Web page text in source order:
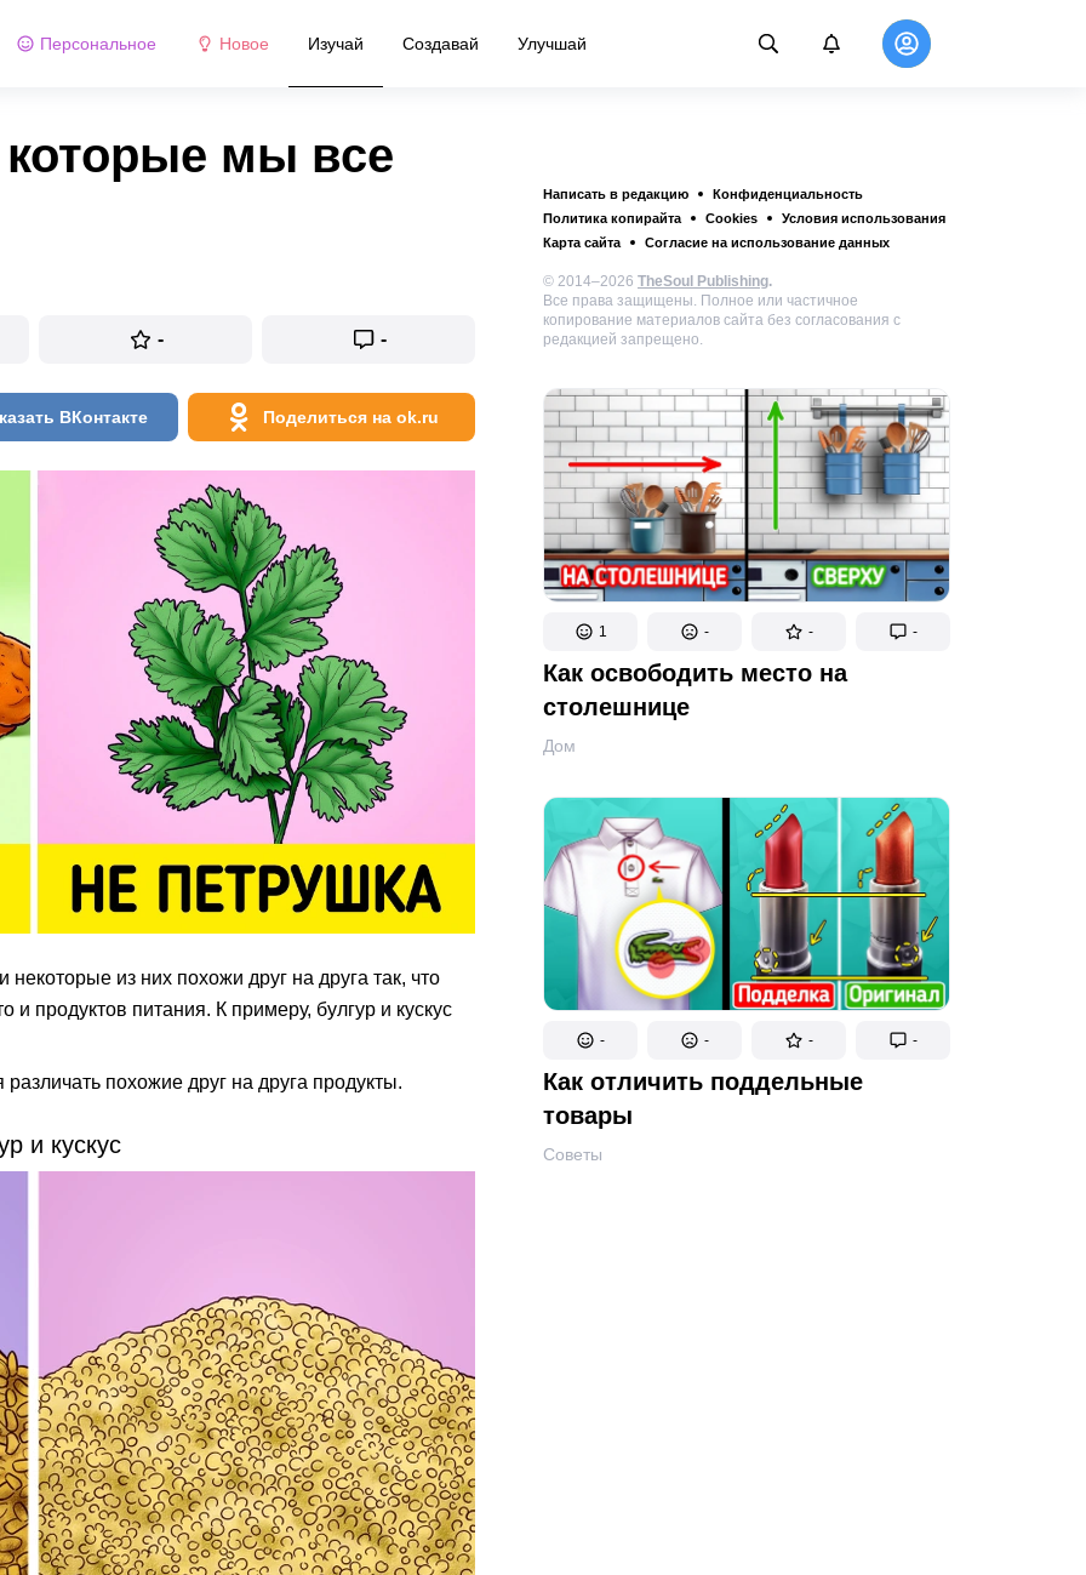
Персональное Новое Изучай Создавай Улучшай
Написать в редакцию
Конфиденциальность
Политика копирайта
Cookies
Условия использования
Карта сайта
Согласие на использование данных
© 2014–2026 TheSoul Publishing.
Все права защищены. Полное или частичное
копирование материалов сайта без согласования с
редакцией запрещено.
1 - - -
Как освободить место на
столешнице
Дом
- - - -
Как отличить поддельные
товары
Советы
которые мы все
- -
ВКонтакте Поделиться на ok.ru
из них похожи друг на друга так, что
и продуктов питания. К примеру, булгур и кускус
различать похожие друг на друга продукты.
и кускус